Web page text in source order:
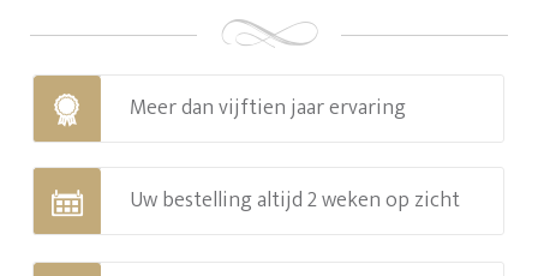
Meer dan vijftien jaar ervaring
Uw bestelling altijd 2 weken op zicht